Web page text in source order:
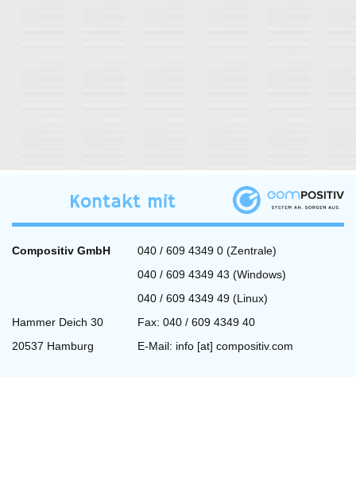
Kontakt mit
Compositiv GmbH
040 / 609 4349 0 (Zentrale)
040 / 609 4349 43 (Windows)
040 / 609 4349 49 (Linux)
Hammer Deich 30
Fax: 040 / 609 4349 40
20537 Hamburg
E-Mail: info [at] compositiv.com